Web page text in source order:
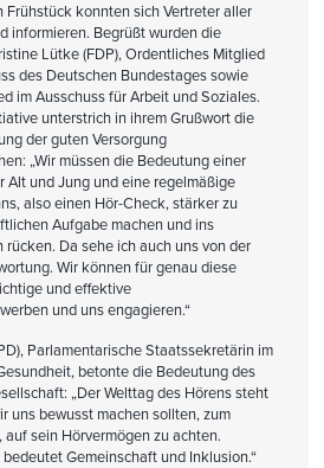
Frühstück konnten sich Vertreter aller
informieren. Begrüßt wurden die
Lütke (FDP), Ordentliches Mitglied
des Deutschen Bundestages sowie
im Ausschuss für Arbeit und Soziales.
unterstrich in ihrem Grußwort die
der guten Versorgung
„Wir müssen die Bedeutung einer
Alt und Jung und eine regelmäßige
also einen Hör-Check, stärker zu
Aufgabe machen und ins
Da sehe ich auch uns von der
Wir können für genau diese
und effektive
und uns engagieren.“
Parlamentarische Staatssekretärin im
betonte die Bedeutung des
„Der Welttag des Hörens steht
uns bewusst machen sollten, zum
sein Hörvermögen zu achten.
Gemeinschaft und Inklusion.“